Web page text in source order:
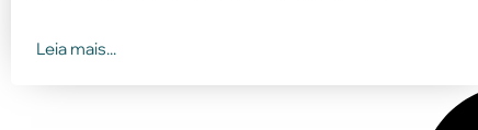
Leia mais...